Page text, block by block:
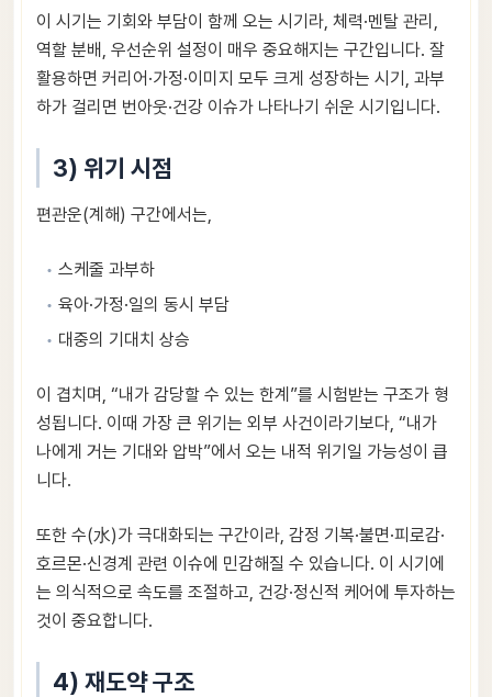
이 시기는 기회와 부담이 함께 오는 시기라, 체력·멘탈 관리,
역할 분배, 우선순위 설정이 매우 중요해지는 구간입니다. 잘
활용하면 커리어·가정·이미지 모두 크게 성장하는 시기, 과부
하가 걸리면 번아웃·건강 이슈가 나타나기 쉬운 시기입니다.
3) 위기 시점
편관운(계해) 구간에서는,
스케줄 과부하
육아·가정·일의 동시 부담
대중의 기대치 상승
이 겹치며, “내가 감당할 수 있는 한계”를 시험받는 구조가 형
성됩니다. 이때 가장 큰 위기는 외부 사건이라기보다, “내가
나에게 거는 기대와 압박”에서 오는 내적 위기일 가능성이 큽
니다.
또한 수(水)가 극대화되는 구간이라, 감정 기복·불면·피로감·
호르몬·신경계 관련 이슈에 민감해질 수 있습니다. 이 시기에
는 의식적으로 속도를 조절하고, 건강·정신적 케어에 투자하는
것이 중요합니다.
4) 재도약 구조